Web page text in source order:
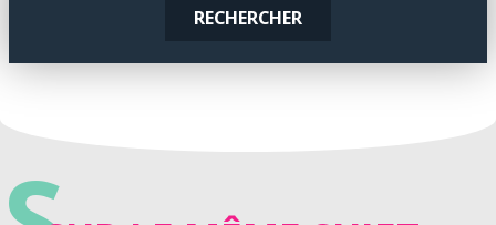
RECHERCHER